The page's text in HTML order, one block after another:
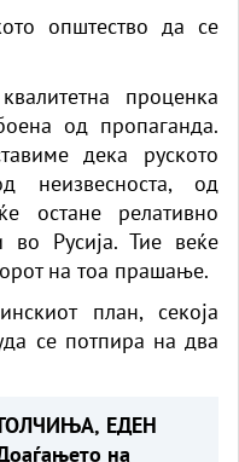
општество да се
проценка
од пропаганда.
дека руското
неизвесноста, од
остане релативно
Русија. Тие веќе
на тоа прашање.
план, секоја
се потпира на два
ЕДЕН
на